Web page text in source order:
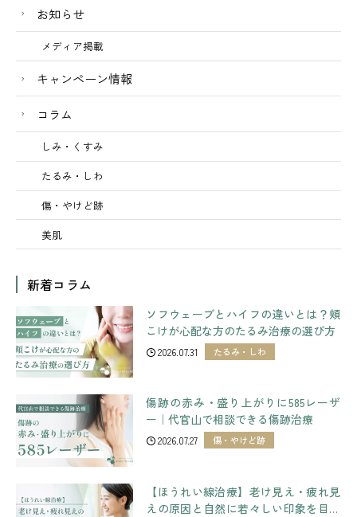
お知らせ
メディア掲載
キャンペーン情報
コラム
しみ・くすみ
たるみ・しわ
傷・やけど跡
美肌
新着コラム
ソフウェーブとハイフの違いとは？頬
こけが心配な方のたるみ治療の選び方
2026.07.31 たるみ・しわ
傷跡の赤み・盛り上がりに585レーザ
ー｜代官山で相談できる傷跡治療
2026.07.27 傷・やけど跡
【ほうれい線治療】老け見え・疲れ見
えの原因と自然に若々しい印象を目指